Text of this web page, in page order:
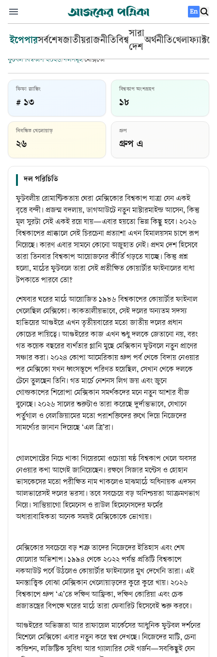
En
ইপেপারসর্বশেষজাতীয়রাজনীতিবিশ্ব
সারা
দেশ
অর্থনীতিখেলা
ফুটবল বিশ্বকাপ ২০২৬/দলসমূহ/মেক্সিকো
মেক্সিকো
ফিফা র‍্যাঙ্কিং
# ১৩
বিশ্বকাপ অংশগ্রহণ
১৮
নিবন্ধিত খেলোয়াড়
২৬
গ্রুপ
গ্রুপ এ
দল পরিচিতি
ফুটবলীয় রোমান্টিকতায় ঘেরা মেক্সিকোর বিশ্বকাপ যাত্রা যেন একই
বৃত্তে বন্দী। প্রজন্ম বদলায়, ডাগআউটে নতুন মাস্টারমাইন্ড আসেন, কিন্তু
মূল সুরটা সেই একই রয়ে যায়—এবার হয়তো ভিন্ন কিছু হবে। ২০২৬
বিশ্বকাপের প্রাক্কালে সেই চিরচেনা প্রত্যাশা এখন হিমালয়সম চাপে রূপ
নিয়েছে। কারণ এবার সামনে কোনো অজুহাত নেই। প্রথম দেশ হিসেবে
তারা তিনবার বিশ্বকাপ আয়োজনের কীর্তি গড়তে যাচ্ছে। কিন্তু প্রশ্ন
হলো, মাঠের ফুটবলে তারা সেই প্রতীক্ষিত কোয়ার্টার ফাইনালের বাধা
টপকাতে পারবে তো?
শেষবার ঘরের মাঠে আয়োজিত ১৯৮৬ বিশ্বকাপের কোয়ার্টার ফাইনাল
খেলেছিল মেক্সিকো। কাকতালীয়ভাবে, সেই দলের অন্যতম সদস্য
হাভিয়ের আগুইরে এখন তৃতীয়বারের মতো জাতীয় দলের প্রধান
কোচের দায়িত্বে। আগুইরের কাজ এখন শুধু দলকে জেতানো নয়, বরং
গত কয়েক বছরের ব্যর্থতার গ্লানি মুছে মেক্সিকান ফুটবলে নতুন প্রাণের
সঞ্চার করা। ২০২৪ কোপা আমেরিকায় গ্রুপ পর্ব থেকে বিদায় নেওয়ার
পর মেক্সিকো যখন ধ্বংসস্তূপে পরিণত হয়েছিল, সেখান থেকে দলকে
টেনে তুলছেন তিনি। গত মার্চে নেশনস লিগ জয় এবং জুনে
গোল্ডকাপের শিরোপা মেক্সিকান সমর্থকদের মনে নতুন আশার বীজ
বুনেছে। ২০২৬ সালের শুরুটাও তারা করেছে দুর্দান্তভাবে, যেখানে
পর্তুগাল ও বেলজিয়ামের মতো পরাশক্তিদের রুখে দিয়ে নিজেদের
সামর্থ্যের জানান দিয়েছে ‘এল ত্রি’রা।
গোলপোস্টের নিচে থাকা গিয়েরমো ওচোয়া ষষ্ঠ বিশ্বকাপ খেলে অবসর
নেওয়ার কথা আগেই জানিয়েছেন। রক্ষণে সিজার মন্টেস ও হোহান
ভাসকেসের মতো পরীক্ষিত নাম থাকলেও মাঝমাঠে অধিনায়ক এদসন
আলভারেসই দলের ভরসা। তবে সবচেয়ে বড় অনিশ্চয়তা আক্রমণভাগ
নিয়ে। সান্তিয়াগো হিমেনেস ও রাউল হিমেনেসদের ফর্মের
অধারাবাহিকতা অনেক সময়ই মেক্সিকোকে ভোগায়।
মেক্সিকোর সবচেয়ে বড় শত্রু তাদের নিজেদের ইতিহাস এবং শেষ
ষোলোর অভিশাপ। ১৯৯৪ থেকে ২০২২ পর্যন্ত প্রতিটি বিশ্বকাপে
নকআউট পর্বে উঠলেও কোয়ার্টার ফাইনালের মুখ দেখেনি তারা। এই
মনস্তাত্ত্বিক বোঝা মেক্সিকান খেলোয়াড়দের কুরে কুরে খায়। ২০২৬
বিশ্বকাপে গ্রুপ ‘এ’তে দক্ষিণ আফ্রিকা, দক্ষিণ কোরিয়া এবং চেক
প্রজাতন্ত্রের বিপক্ষে ঘরের মাঠে তারা ফেবারিট হিসেবেই শুরু করবে।
আগুইরের অভিজ্ঞতা আর রাফায়েল মার্কেসের আধুনিক ফুটবল দর্শনের
মিশেলে মেক্সিকো এবার নতুন করে স্বপ্ন দেখছে। নিজেদের মাটি, চেনা
কন্ডিশন, লজিস্টিক সুবিধা আর গ্যালারির সেই গর্জন—সবকিছুই যেন